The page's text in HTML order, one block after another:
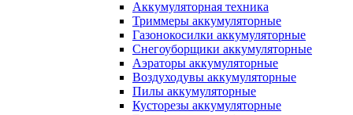
Аккумуляторная техника
Триммеры аккумуляторные
Газонокосилки аккумуляторные
Снегоуборщики аккумуляторные
Аэраторы аккумуляторные
Воздуходувы аккумуляторные
Пилы аккумуляторные
Кусторезы аккумуляторные